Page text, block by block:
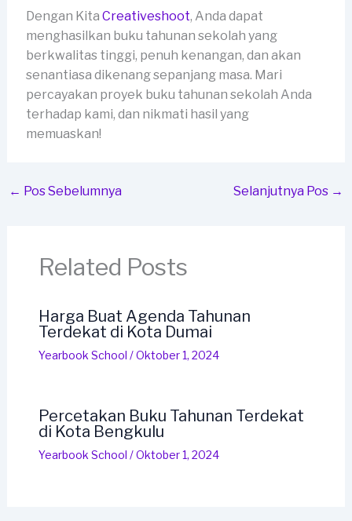
Dengan Kita Creativeshoot, Anda dapat
menghasilkan buku tahunan sekolah yang
berkwalitas tinggi, penuh kenangan, dan akan
senantiasa dikenang sepanjang masa. Mari
percayakan proyek buku tahunan sekolah Anda
terhadap kami, dan nikmati hasil yang
memuaskan!
← Pos Sebelumnya Selanjutnya Pos →
Related Posts
Harga Buat Agenda Tahunan
Terdekat di Kota Dumai
Yearbook School /Oktober 1, 2024
Percetakan Buku Tahunan Terdekat
di Kota Bengkulu
Yearbook School /Oktober 1, 2024